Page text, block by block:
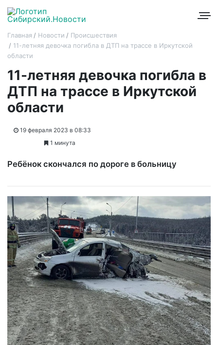
Главная Новости
Происшествия
11-летняя девочка погибла в ДТП на трассе в Иркутской
области
11-летняя девочка погибла в
ДТП на трассе в Иркутской
области
19 февраля 2023 в 08:33
1 минута
Ребёнок скончался по дороге в больницу